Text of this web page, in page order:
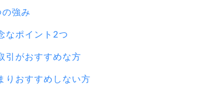
強み
なポイント2つ
引がおすすめな方
りおすすめしない方